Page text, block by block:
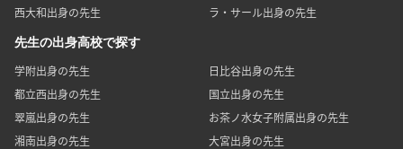
西大和出身の先生
ラ・サール出身の先生
先生の出身高校で探す
学附出身の先生
日比谷出身の先生
都立西出身の先生
国立出身の先生
翠嵐出身の先生
お茶ノ水女子附属出身の先生
湘南出身の先生
大宮出身の先生